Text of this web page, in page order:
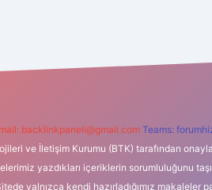
backlinkpaneli@gmail.com Teams:
ve İletişim Kurumu (BTK) tarafından
yazdıkları içeriklerin sorumluluğunu
yalnızca kendi hazırladığımız